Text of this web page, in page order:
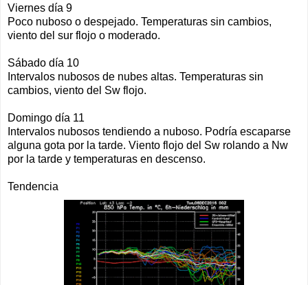
Viernes día 9
Poco nuboso o despejado. Temperaturas sin cambios,
viento del sur flojo o moderado.
Sábado día 10
Intervalos nubosos de nubes altas. Temperaturas sin
cambios, viento del Sw flojo.
Domingo día 11
Intervalos nubosos tendiendo a nuboso. Podría escaparse
alguna gota por la tarde. Viento flojo del Sw rolando a Nw
por la tarde y temperaturas en descenso.
Tendencia